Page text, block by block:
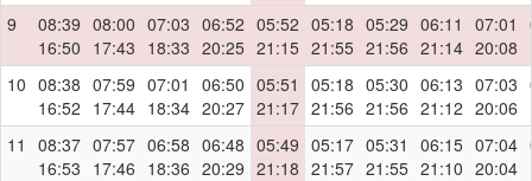
9
08:39
16:50
08:00
17:43
07:03
18:33
06:52
20:25
05:52
21:15
05:18
21:55
05:29
21:56
06:11
21:14
07:01
20:08
10 08:38
16:52
07:59
17:44
07:01
18:34
06:50
20:27
05:51
21:17
05:18
21:56
05:30
21:56
06:13
21:12
07:03
20:06
11
08:37
16:53
07:57
17:46
06:58
18:36
06:48
20:29
05:49
21:18
05:17
21:57
05:31
21:55
06:15
21:10
07:04
20:04